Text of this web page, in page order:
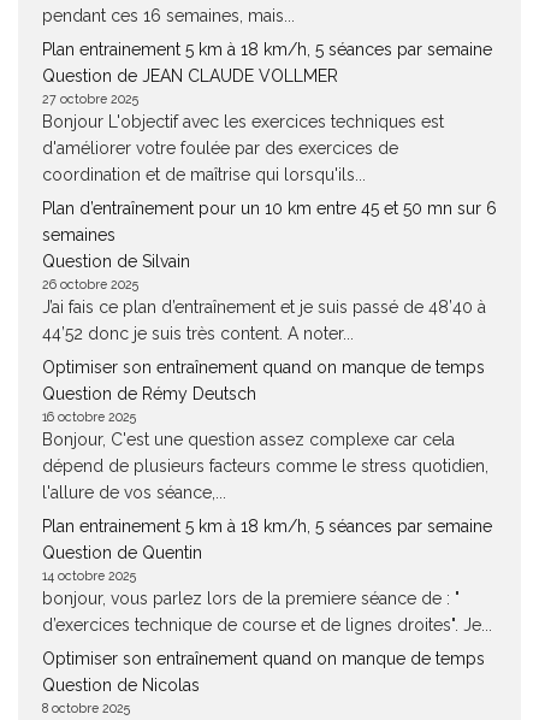
pendant ces 16 semaines, mais...
Plan entrainement 5 km à 18 km/h, 5 séances par semaine
Question de JEAN CLAUDE VOLLMER
27 octobre 2025
Bonjour L'objectif avec les exercices techniques est
d'améliorer votre foulée par des exercices de
coordination et de maîtrise qui lorsqu'ils...
Plan d’entraînement pour un 10 km entre 45 et 50 mn sur 6
semaines
Question de Silvain
26 octobre 2025
J’ai fais ce plan d’entraînement et je suis passé de 48’40 à
44’52 donc je suis très content. A noter...
Optimiser son entraînement quand on manque de temps
Question de Rémy Deutsch
16 octobre 2025
Bonjour, C'est une question assez complexe car cela
dépend de plusieurs facteurs comme le stress quotidien,
l'allure de vos séance,...
Plan entrainement 5 km à 18 km/h, 5 séances par semaine
Question de Quentin
14 octobre 2025
bonjour, vous parlez lors de la premiere séance de : "
d’exercices technique de course et de lignes droites". Je...
Optimiser son entraînement quand on manque de temps
Question de Nicolas
8 octobre 2025